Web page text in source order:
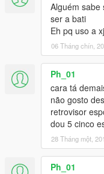
Alguém sabe
ser a bati
Eh pq uso a
06 Tháng chín,
Ph_01
cara tá
não gosto
retrovisor
dou 5 cinco
28 Tháng một,
Ph_01